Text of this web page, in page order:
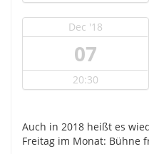
Dec '18
07
20:30
Auch in 2018 heißt es
Freitag im Monat: Bühne